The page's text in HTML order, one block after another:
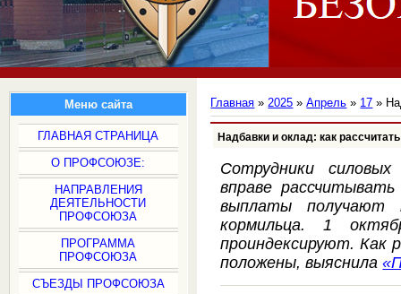
Меню сайта
ГЛАВНАЯ СТРАНИЦА
О ПРОФСОЮЗЕ:
НАПРАВЛЕНИЯ
ДЕЯТЕЛЬНОСТИ
ПРОФСОЮЗА
ПРОГРАММА
ПРОФСОЮЗА
СЪЕЗДЫ ПРОФСОЮЗА
Главная »2025 » Апрель » 17 »
Надбавки и оклад: как
Сотрудники
вправе
выплаты получают
кормильца. 1
проиндексируют. Как
положены, выяснила